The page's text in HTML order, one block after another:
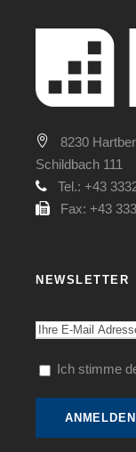
8230
Schildbach 111
Tel.: +43
Fax: +43
NEWSLETTER
Ich stimme